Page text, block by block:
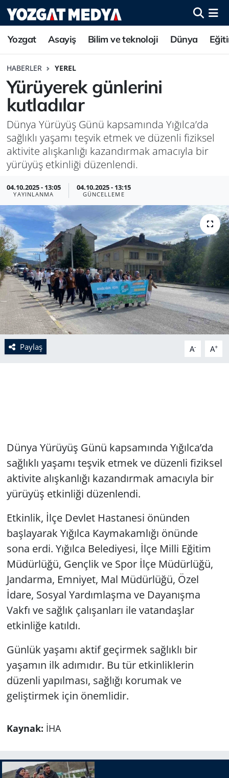
Yozgat Asayiş Bilim ve teknoloji Dünya
HABERLER YEREL
Yürüyerek günlerini
kutladılar
Dünya Yürüyüş Günü kapsamında Yığılca’da
sağlıklı yaşamı teşvik etmek ve düzenli fiziksel
aktivite alışkanlığı kazandırmak amacıyla bir
yürüyüş etkinliği düzenlendi.
04.10.2025 - 13:05
YAYINLANMA
04.10.2025 - 13:15
GÜNCELLEME
Paylaş A- A+
Dünya Yürüyüş Günü kapsamında Yığılca’da
sağlıklı yaşamı teşvik etmek ve düzenli fiziksel
aktivite alışkanlığı kazandırmak amacıyla bir
yürüyüş etkinliği düzenlendi.
Etkinlik, İlçe Devlet Hastanesi önünden
başlayarak Yığılca Kaymakamlığı önünde
sona erdi. Yığılca Belediyesi, İlçe Milli Eğitim
Müdürlüğü, Gençlik ve Spor İlçe Müdürlüğü,
Jandarma, Emniyet, Mal Müdürlüğü, Özel
İdare, Sosyal Yardımlaşma ve Dayanışma
Vakfı ve sağlık çalışanları ile vatandaşlar
etkinliğe katıldı.
Günlük yaşamı aktif geçirmek sağlıklı bir
yaşamın ilk adımıdır. Bu tür etkinliklerin
düzenli yapılması, sağlığı korumak ve
geliştirmek için önemlidir.
Kaynak: İHA